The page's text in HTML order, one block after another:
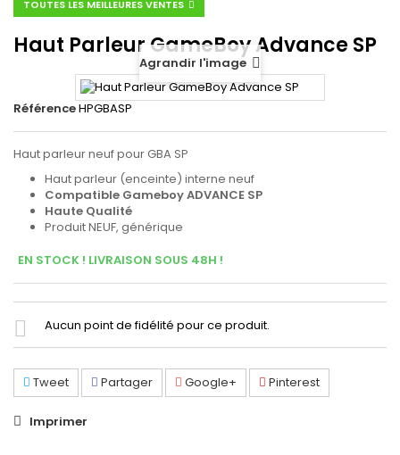
TOUTES LES MEILLEURES VENTES
Haut Parleur GameBoy Advance SP
Agrandir l'image
RéférenceHPGBASP
Haut parleur neuf pour GBA SP
Haut parleur (enceinte) interne neuf
Compatible Gameboy ADVANCE SP
Haute Qualité
Produit NEUF, générique
EN STOCK ! LIVRAISON SOUS 48H !
Aucun point de fidélité pour ce produit.
Tweet Partager Google+ Pinterest
Imprimer